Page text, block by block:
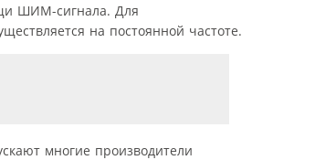
ШИМ-сигнала. Для
на постоянной частоте.
многие производители